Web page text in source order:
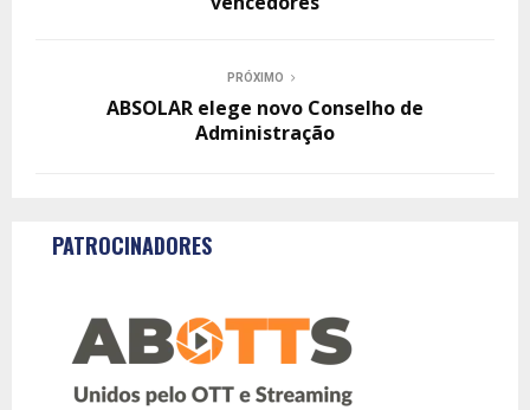
PRÓXIMO
ABSOLAR elege novo Conselho de
Administração
PATROCINADORES